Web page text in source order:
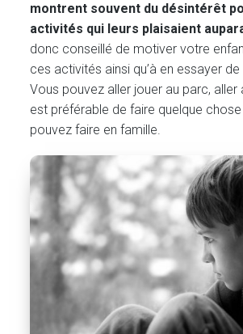
montrent souvent du désintérêt
activités qui leurs plaisaient
donc conseillé de motiver votre
ces activités ainsi qu’à en essayer
Vous pouvez aller jouer au parc, aller
est préférable de faire quelque
pouvez faire en famille.